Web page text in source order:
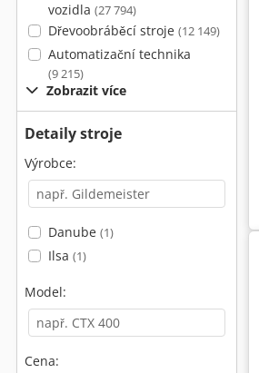
vozidla (27 794)
Dřevoobráběcí stroje (12 149)
Automatizační technika
(9 215)
Zobrazit více
Detaily stroje
Výrobce:
Danube (1)
Ilsa (1)
Model:
Cena: